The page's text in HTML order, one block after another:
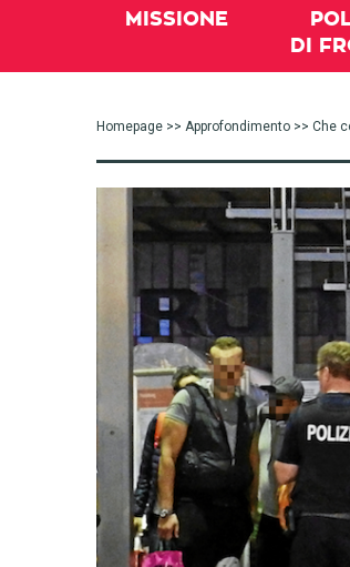
MISSIONE
DI
Homepage >> Approfondimento >> Che